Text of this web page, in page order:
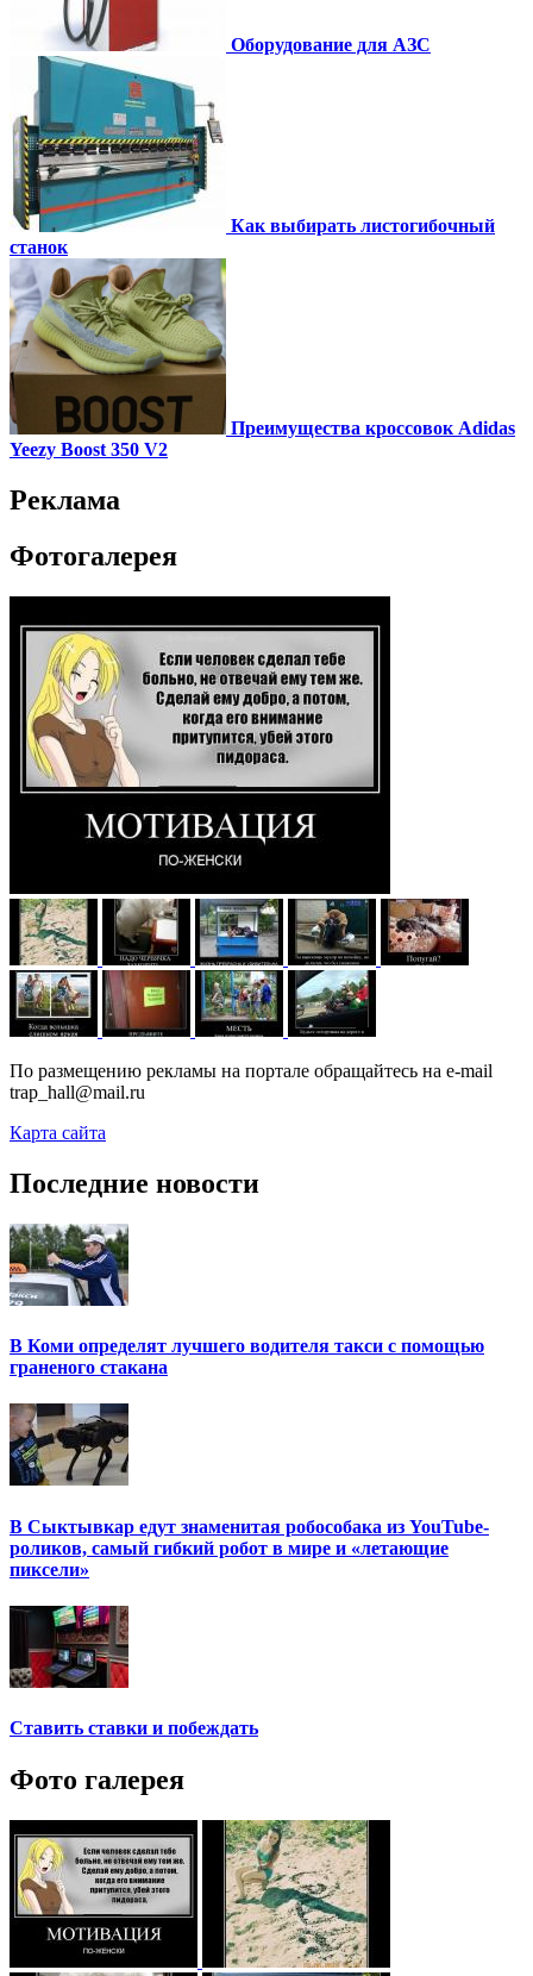
Оборудование для АЗС
Как выбирать листогибочный
станок
Преимущества кроссовок Adidas
Yeezy Boost 350 V2
Реклама
Фотогалерея
По размещению рекламы на портале обращайтесь на e-mail
trap_hall@mail.ru
Карта сайта
Последние новости
В Коми определят лучшего водителя такси с помощью
граненого стакана
В Сыктывкар едут знаменитая робособака из YouTube-
роликов, самый гибкий робот в мире и «летающие
пиксели»
Ставить ставки и побеждать
Фото галерея